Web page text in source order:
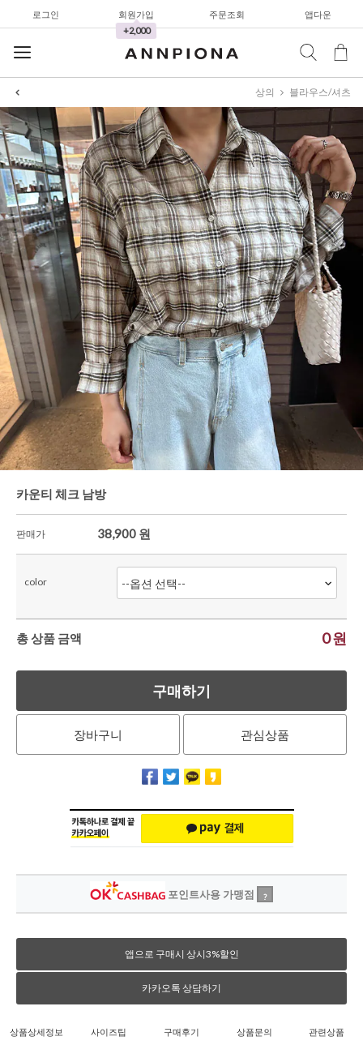
로그인
회원가입
+2,000
주문조회 앱다운
셔츠&블라우스
가디건/니트
와이드팬츠
한정세일
셔츠&블라우스
가디건/니트
와이드팬츠
한정세일
셔츠&블라우스
가디건/니트
와이드팬츠
상의 블라우스/셔츠
카운티 체크 남방
판매가 38,900 원
color
총 상품 금액 0원
구매하기
장바구니 관심상품
포인트사용 가맹점 ?
앱으로 구매시 상시3%할인
카카오톡 상담하기
상품상세정보 사이즈팁 구매후기 상품문의 관련상품